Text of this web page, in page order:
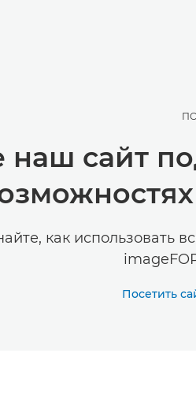
наш сайт
как использовать
Посетить